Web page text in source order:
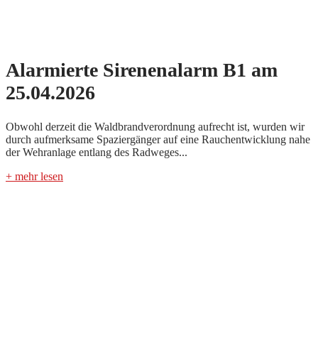
Alarmierte Sirenenalarm B1 am
25.04.2026
Obwohl derzeit die Waldbrandverordnung aufrecht ist, wurden wir
durch aufmerksame Spaziergänger auf eine Rauchentwicklung nahe
der Wehranlage entlang des Radweges...
+ mehr lesen